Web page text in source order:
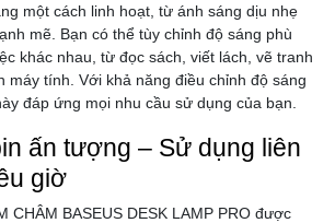
một cách linh hoạt, từ ánh sáng dịu nhẹ
mẽ. Bạn có thể tùy chỉnh độ sáng phù
khác nhau, từ đọc sách, viết lách, vẽ tranh
máy tính. Với khả năng điều chỉnh độ sáng
đáp ứng mọi nhu cầu sử dụng của bạn.
ấn tượng – Sử dụng liên
giờ
CHÂM BASEUS DESK LAMP PRO được